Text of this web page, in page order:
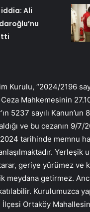
Ali
Kurulu, “2024/2196
Mahkemesinin
5237 sayılı
ve bu cezanın 9/
tarihinde memnu
Yerleşik
geriye yürümez
meydana getirmez.
Kurulumuzca
Ortaköy